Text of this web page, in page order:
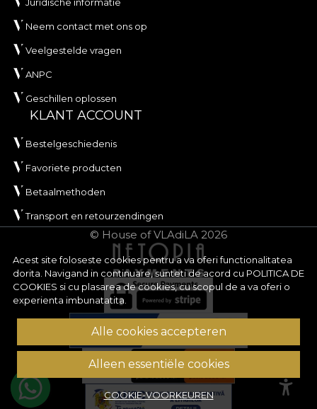
Acest site foloseste cookies pentru a va oferi functionalitatea
dorita. Navigand in continuare, sunteti de acord cu POLITICA DE
COOKIES si cu plasarea de cookies, cu scopul de a va oferi o
experienta imbunatatita.
Alle cookies accepteren
Alleen essentiële cookies
COOKIE-VOORKEUREN
Neem contact met ons op
Veelgestelde vragen
ANPC
Geschillen oplossen
KLANT ACCOUNT
Bestelgeschiedenis
Favoriete producten
Betaalmethoden
Transport en retourzendingen
© House of VLAdiLA 2026